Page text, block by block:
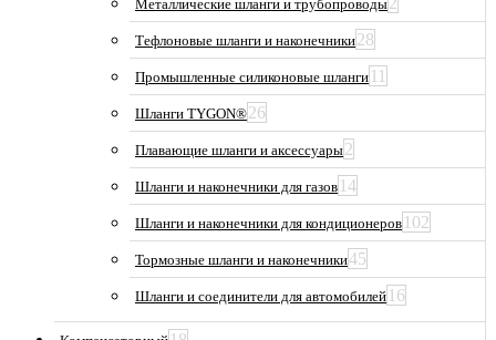
Металлические шланги и трубопроводы
Тефлоновые шланги и наконечники28
Промышленные силиконовые шланги 11
Шланги TYGON®26
Плавающие шланги и аксессуары2
Шланги и наконечники для газов 14
Шланги и наконечники для кондиционеров 102
Тормозные шланги и наконечники45
Шланги и соединители для автомобилей 16